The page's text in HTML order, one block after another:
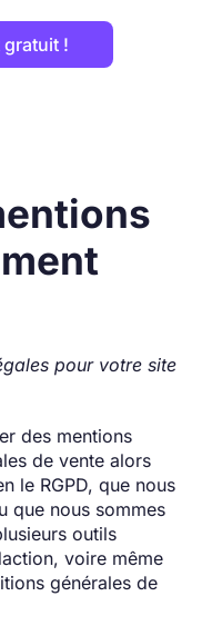
!
pour votre site
des mentions
de vente alors
le RGPD, que nous
que nous sommes
outils
voire même
générales de